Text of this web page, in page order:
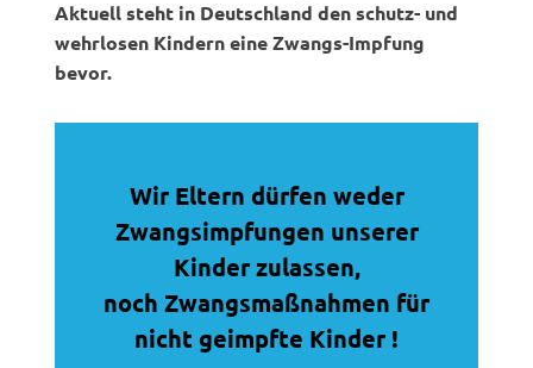
Aktuell steht in Deutschland den schutz- und
wehrlosen Kindern eine Zwangs-Impfung
bevor.
Wir Eltern dürfen weder
Zwangsimpfungen unserer
Kinder zulassen,
noch Zwangsmaßnahmen für
nicht geimpfte Kinder !